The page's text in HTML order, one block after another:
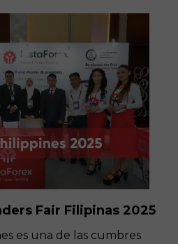
Fair Filipinas 2025
es una de las cumbres